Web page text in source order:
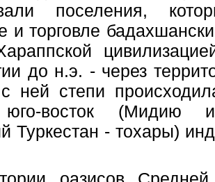
поселения,
и торговле
до н.э. - через
ней степи
восток (Мидию
Туркестан - тохары)